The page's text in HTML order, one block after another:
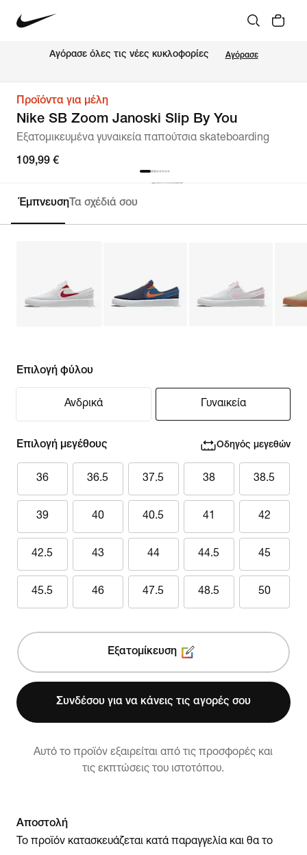
Αγόρασε όλες τις νέες κυκλοφορίες Αγόρασε
Προϊόντα για μέλη
Nike SB Zoom Janoski Slip By You
Εξατομικευμένα γυναικεία παπούτσια skateboarding
109,99 €
Εξατομίκευση
ΈμπνευσηΤα σχέδιά σου
Επιλογή φύλου
Ανδρικά Γυναικεία
Επιλογή μεγέθους Οδηγός μεγεθών
36 36.5 37.5 38 38.5
39 40 40.5 41 42
42.5 43 44 44.5 45
45.5 46 47.5 48.5 50
Εξατομίκευση
Συνδέσου για να κάνεις τις αγορές σου
Αυτό το προϊόν εξαιρείται από τις προσφορές και
τις εκπτώσεις του ιστοτόπου.
Αποστολή
Το προϊόν κατασκευάζεται κατά παραγγελία και θα το